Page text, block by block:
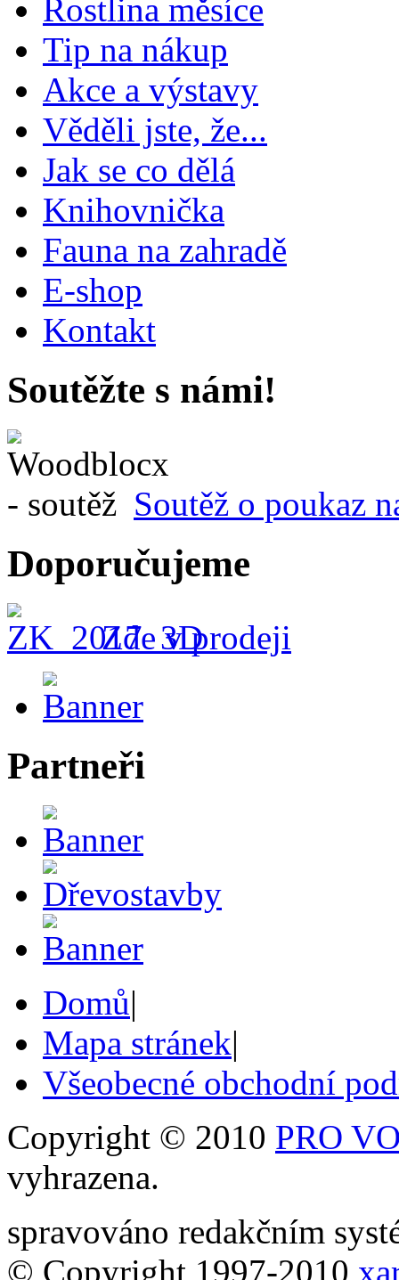
Rostlina měsíce
Tip na nákup
Akce a výstavy
Věděli jste, že...
Jak se co dělá
Knihovnička
Fauna na zahradě
E-shop
Kontakt
Soutěžte s námi!
Soutěž o poukaz
Doporučujeme
Zde v prodeji
Partneři
Domů|
Mapa stránek|
Všeobecné obchodní
Copyright © 2010 PRO
vyhrazena.
spravováno redakčním
© Copyright 1997-2010